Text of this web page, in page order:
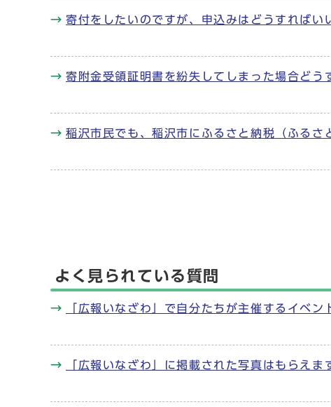
寄付をしたいのですが、申込みはどうすればい
寄附金受領証明書を紛失してしまった場合どう
稲沢市民でも、稲沢市にふるさと納税（ふるさ
よく見られている質問
「広報いなざわ」で自分たちが主催するイベ
「広報いなざわ」に掲載された写真はもらえま